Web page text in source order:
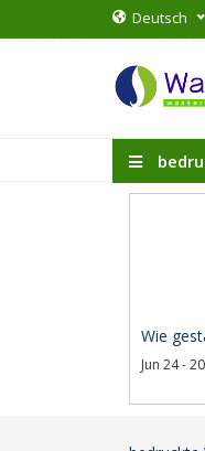
Deutsch
Wie
Jun 24 -